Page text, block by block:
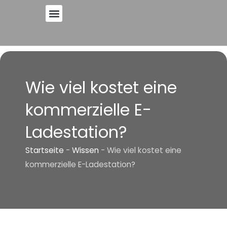
Wie viel kostet eine
kommerzielle E-
Ladestation?
Startseite - Wissen - Wie viel kostet eine
kommerzielle E-Ladestation?